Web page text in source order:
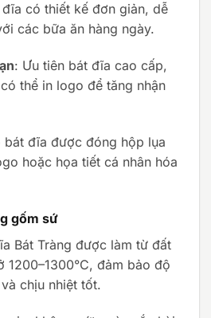
có thiết kế đơn giản, dễ
các bữa ăn hàng ngày.
: Ưu tiên bát đĩa cao cấp,
thể in logo để tăng nhận
bát đĩa được đóng hộp lụa
hoặc họa tiết cá nhân hóa
gốm sứ
Bát Tràng được làm từ đất
1200–1300°C, đảm bảo độ
chịu nhiệt tốt.